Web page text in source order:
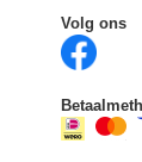
Volg ons